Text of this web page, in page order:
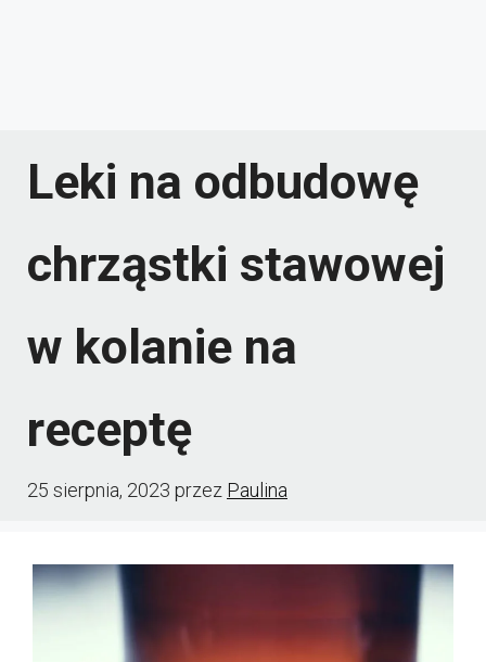
Leki na odbudowę
chrząstki stawowej
w kolanie na
receptę
25 sierpnia, 2023 przez Paulina